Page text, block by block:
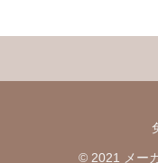
© 2021 メー